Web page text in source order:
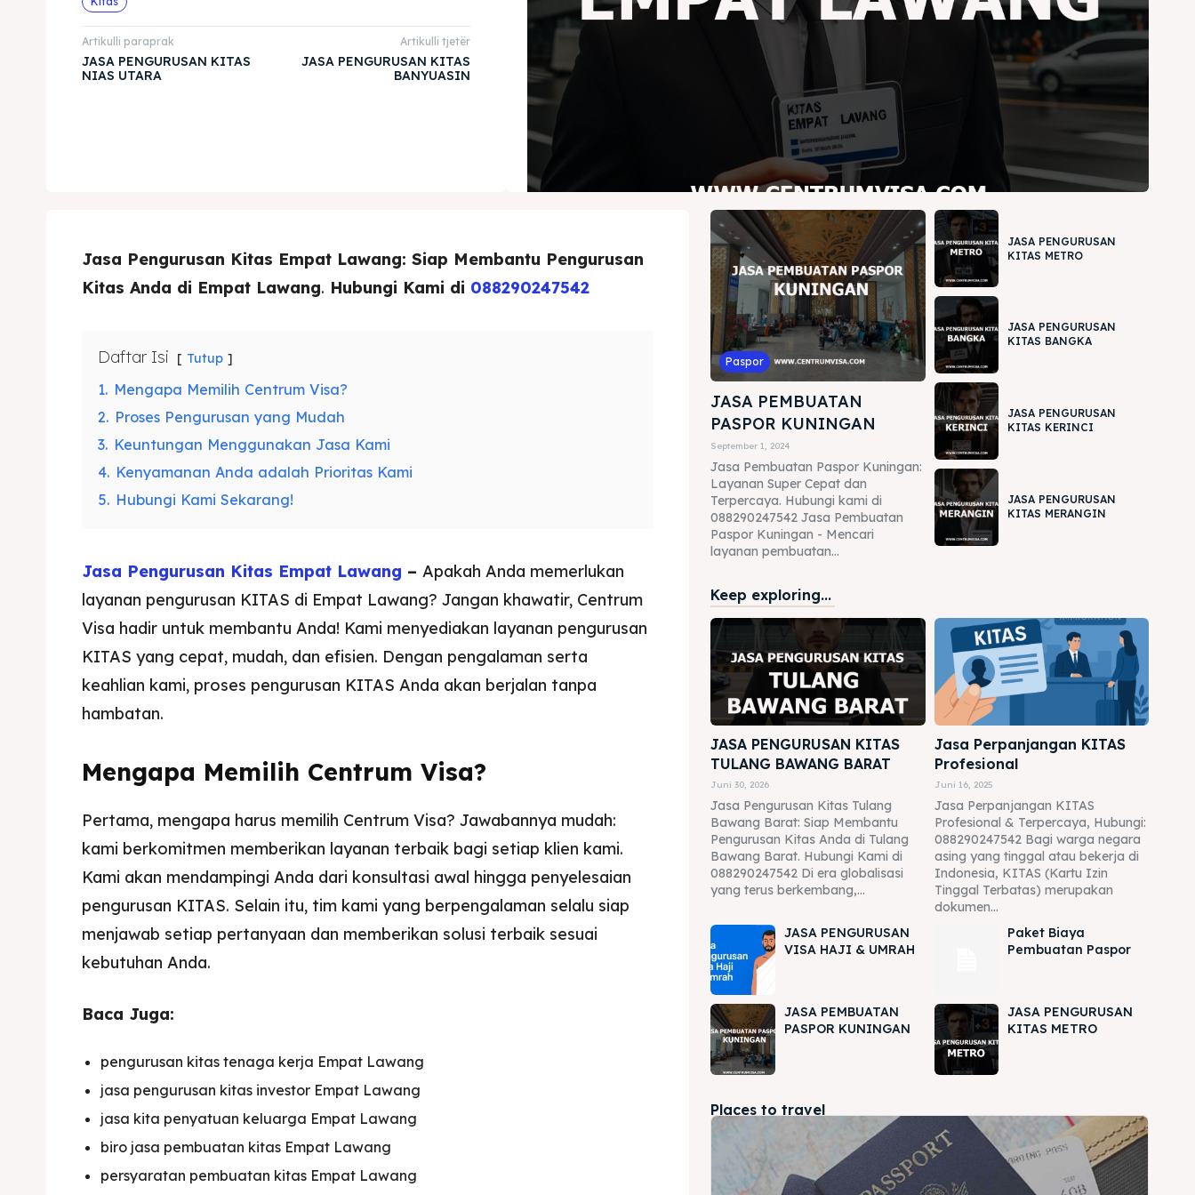
Artikulli paraprak
JASA PENGURUSAN KITAS
NIAS UTARA
Artikulli tjetër
JASA PENGURUSAN KITAS
BANYUASIN
Jasa Pengurusan Kitas Empat Lawang: Siap Membantu Pengurusan
Kitas Anda di Empat Lawang. Hubungi Kami di 088290247542
Daftar Isi Tutup
1. Mengapa Memilih Centrum Visa?
2. Proses Pengurusan yang Mudah
3. Keuntungan Menggunakan Jasa Kami
4. Kenyamanan Anda adalah Prioritas Kami
5. Hubungi Kami Sekarang!
Jasa Pengurusan Kitas Empat Lawang – Apakah Anda memerlukan
layanan pengurusan KITAS di Empat Lawang? Jangan khawatir, Centrum
Visa hadir untuk membantu Anda! Kami menyediakan layanan pengurusan
KITAS yang cepat, mudah, dan efisien. Dengan pengalaman serta
keahlian kami, proses pengurusan KITAS Anda akan berjalan tanpa
hambatan.
Mengapa Memilih Centrum Visa?
Pertama, mengapa harus memilih Centrum Visa? Jawabannya mudah:
kami berkomitmen memberikan layanan terbaik bagi setiap klien kami.
Kami akan mendampingi Anda dari konsultasi awal hingga penyelesaian
pengurusan KITAS. Selain itu, tim kami yang berpengalaman selalu siap
menjawab setiap pertanyaan dan memberikan solusi terbaik sesuai
kebutuhan Anda.
Baca Juga:
pengurusan kitas tenaga kerja Empat Lawang
jasa pengurusan kitas investor Empat Lawang
jasa kita penyatuan keluarga Empat Lawang
biro jasa pembuatan kitas Empat Lawang
persyaratan pembuatan kitas Empat Lawang
Paspor
JASA PEMBUATAN
PASPOR KUNINGAN
September 1, 2024
Jasa Pembuatan Paspor Kuningan:
Layanan Super Cepat dan
Terpercaya. Hubungi kami di
088290247542 Jasa Pembuatan
Paspor Kuningan - Mencari
layanan pembuatan...
JASA PENGURUSAN
KITAS METRO
JASA PENGURUSAN
KITAS BANGKA
JASA PENGURUSAN
KITAS KERINCI
JASA PENGURUSAN
KITAS MERANGIN
Keep exploring...
JASA PENGURUSAN KITAS
TULANG BAWANG BARAT
Juni 30, 2026
Jasa Pengurusan Kitas Tulang
Bawang Barat: Siap Membantu
Pengurusan Kitas Anda di Tulang
Bawang Barat. Hubungi Kami di
088290247542 Di era globalisasi
yang terus berkembang,...
Jasa Perpanjangan KITAS
Profesional
Juni 16, 2025
Jasa Perpanjangan KITAS
Profesional & Terpercaya, Hubungi:
088290247542 Bagi warga negara
asing yang tinggal atau bekerja di
Indonesia, KITAS (Kartu Izin
Tinggal Terbatas) merupakan
dokumen...
JASA PENGURUSAN
VISA HAJI & UMRAH
Paket Biaya
Pembuatan Paspor
JASA PEMBUATAN
PASPOR KUNINGAN
JASA PENGURUSAN
KITAS METRO
Places to travel